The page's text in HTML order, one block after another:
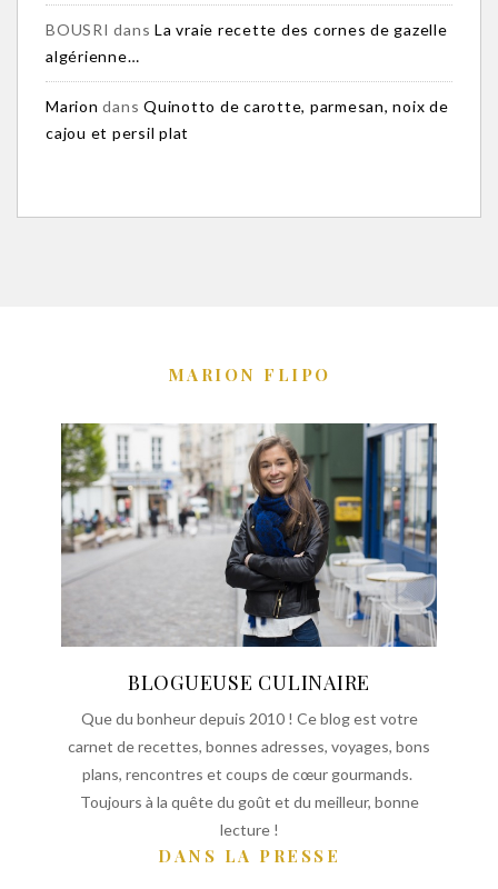
BOUSRI dans La vraie recette des cornes de gazelle
algérienne…
Marion dans Quinotto de carotte, parmesan, noix de
cajou et persil plat
MARION FLIPO
BLOGUEUSE CULINAIRE
Que du bonheur depuis 2010 ! Ce blog est votre
carnet de recettes, bonnes adresses, voyages, bons
plans, rencontres et coups de cœur gourmands.
Toujours à la quête du goût et du meilleur, bonne
lecture !
DANS LA PRESSE